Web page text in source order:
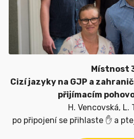
Místnost
Cizí jazyky na GJP a
přijímacím
H. Vencovská, L.
po připojení se přihlaste ✋ a